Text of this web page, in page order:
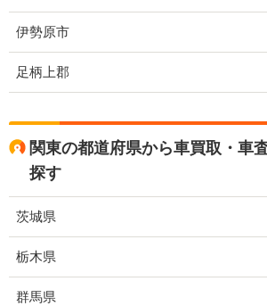
伊勢原市
足柄上郡
関東の都道府県から車買取・車
探す
茨城県
栃木県
群馬県